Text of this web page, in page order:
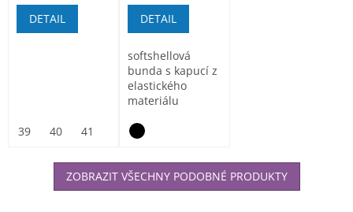
DETAIL
39 40 41 43
DETAIL
softshellová
bunda s kapucí z
elastického
materiálu
vnitřní část...
ZOBRAZIT VŠECHNY PODOBNÉ PRODUKTY